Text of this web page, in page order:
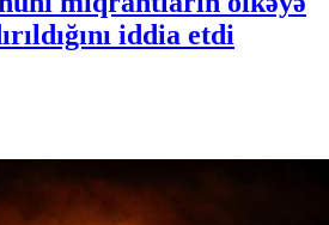
iddia etdi